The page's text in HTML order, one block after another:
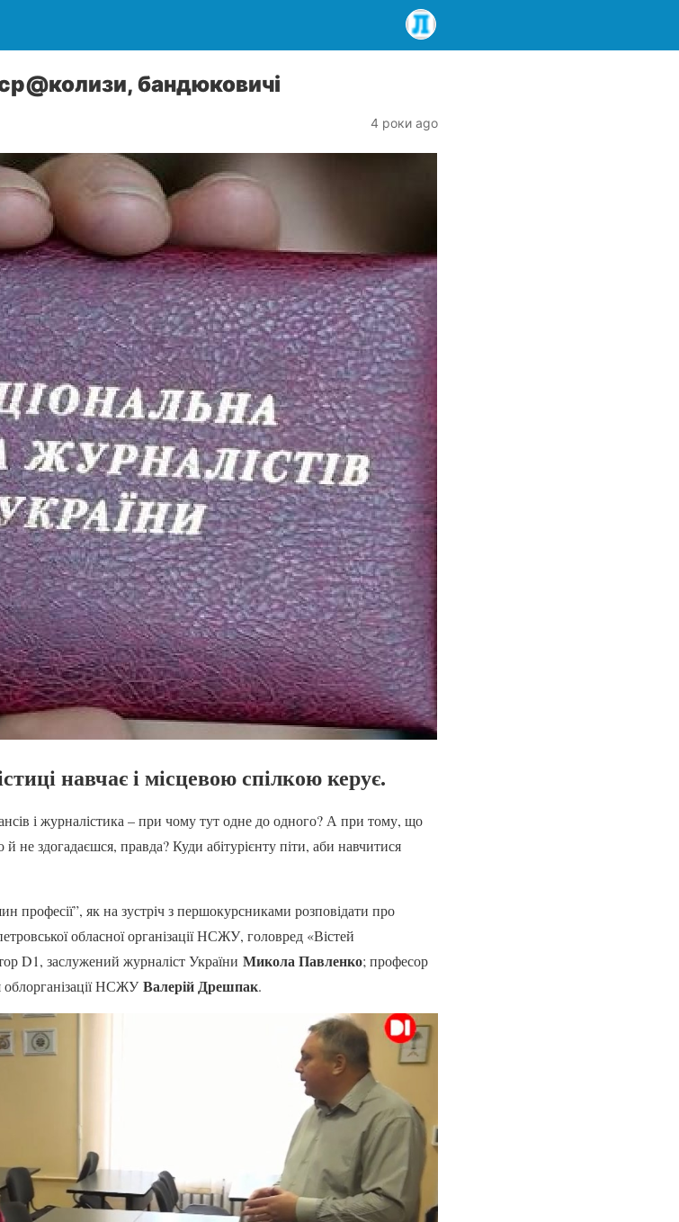
бандюковичі
4 роки ago
навчає і місцевою спілкою керує.
і журналістика – при чому тут одне до одного? А при тому, що
не здогадаєшся, правда? Куди абітурієнту піти, аби навчитися
професії”, як на зустріч з першокурсниками розповідати про
обласної організації НСЖУ, головред «Вістей
D1, заслужений журналіст України Микола Павленко; професор
НСЖУВалерій Дрешпак.